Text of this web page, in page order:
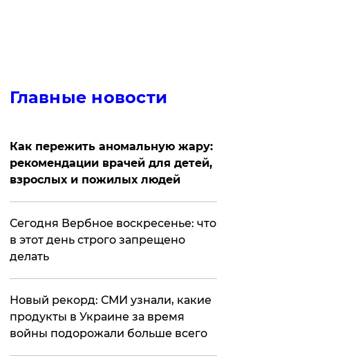
Главные новости
Как пережить аномальную жару:
рекомендации врачей для детей,
взрослых и пожилых людей
​Сегодня Вербное воскресенье: что
в этот день строго запрещено
делать
Новый рекорд: СМИ узнали, какие
продукты в Украине за время
войны подорожали больше всего